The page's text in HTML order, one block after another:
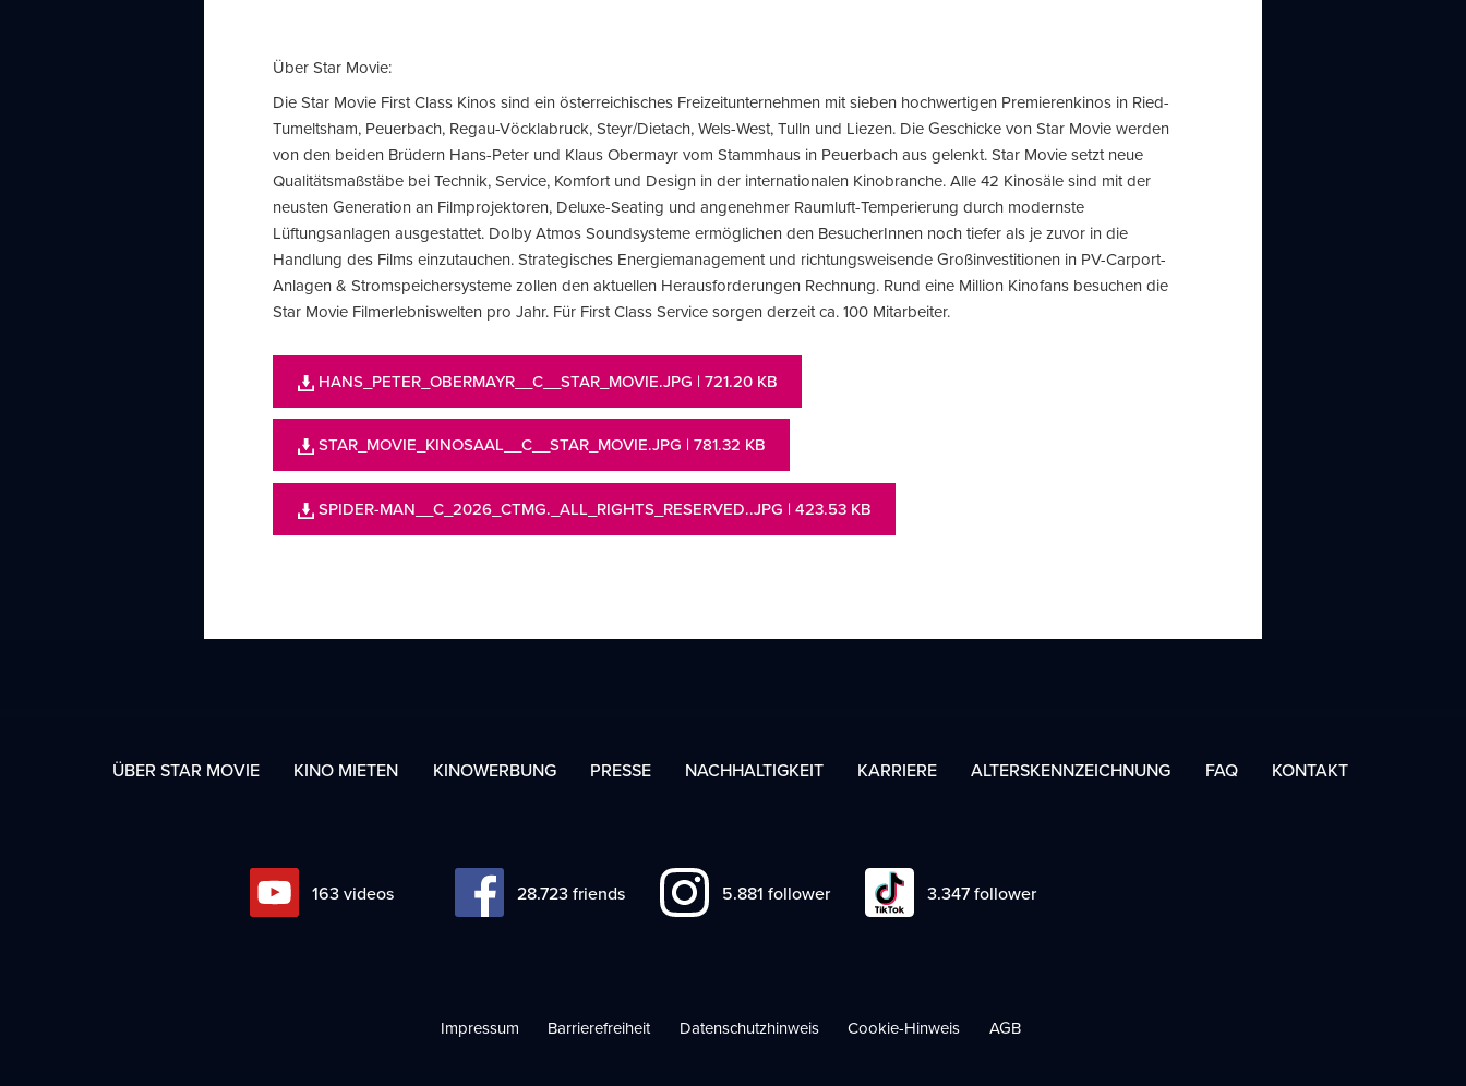
Über Star Movie:
Die Star Movie First Class Kinos sind ein österreichisches Freizeitunternehmen mit sieben hochwertigen Premierenkinos in Ried-
Tumeltsham, Peuerbach, Regau-Vöcklabruck, Steyr/Dietach, Wels-West, Tulln und Liezen. Die Geschicke von Star Movie werden
von den beiden Brüdern Hans-Peter und Klaus Obermayr vom Stammhaus in Peuerbach aus gelenkt. Star Movie setzt neue
Qualitätsmaßstäbe bei Technik, Service, Komfort und Design in der internationalen Kinobranche. Alle 42 Kinosäle sind mit der
neusten Generation an Filmprojektoren, Deluxe-Seating und angenehmer Raumluft-Temperierung durch modernste
Lüftungsanlagen ausgestattet. Dolby Atmos Soundsysteme ermöglichen den BesucherInnen noch tiefer als je zuvor in die
Handlung des Films einzutauchen. Strategisches Energiemanagement und richtungsweisende Großinvestitionen in PV-Carport-
Anlagen & Stromspeichersysteme zollen den aktuellen Herausforderungen Rechnung. Rund eine Million Kinofans besuchen die
Star Movie Filmerlebniswelten pro Jahr. Für First Class Service sorgen derzeit ca. 100 Mitarbeiter.
HANS_PETER_OBERMAYR__C__STAR_MOVIE.JPG | 721.20 KB
STAR_MOVIE_KINOSAAL__C__STAR_MOVIE.JPG | 781.32 KB
SPIDER-MAN__C_2026_CTMG._ALL_RIGHTS_RESERVED..JPG | 423.53 KB
ÜBER STAR MOVIE KINO MIETEN KINOWERBUNG PRESSE NACHHALTIGKEIT KARRIERE ALTERSKENNZEICHNUNG FAQ KONTAKT
220videos 38.783friends 7.941follower 4.518follower
Impressum Barrierefreiheit Datenschutzhinweis Cookie-Hinweis AGB